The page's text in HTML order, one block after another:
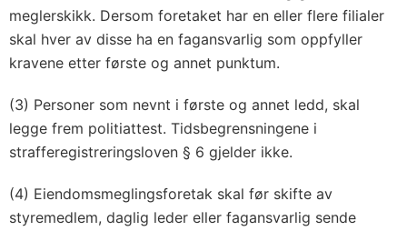
meglerskikk. Dersom foretaket har en eller flere filialer
skal hver av disse ha en fagansvarlig som oppfyller
kravene etter første og annet punktum.
(3) Personer som nevnt i første og annet ledd, skal
legge frem politiattest. Tidsbegrensningene i
strafferegistreringsloven § 6 gjelder ikke.
(4) Eiendomsmeglingsforetak skal før skifte av
styremedlem, daglig leder eller fagansvarlig sende